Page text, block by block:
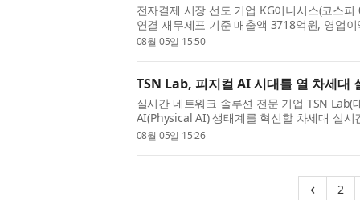
전자결제 시장 선도 기업 KG이니시스(코스
연결 재무제표 기준 매출액 3718억원, 영업
밝혔다. 전년동기대비 매출액은 15.0%, 영
08월 05일 15:50
TSN Lab, 피지컬 AI 시대를 열 차세대
실시간 네트워크 솔루션 전문 기업 TSN
AI(Physical AI) 생태계를 혁신할 차세대 실
째 공식 기술 시연회를 개최한다. 이번 시연
08월 05일 15:26
‹ 2